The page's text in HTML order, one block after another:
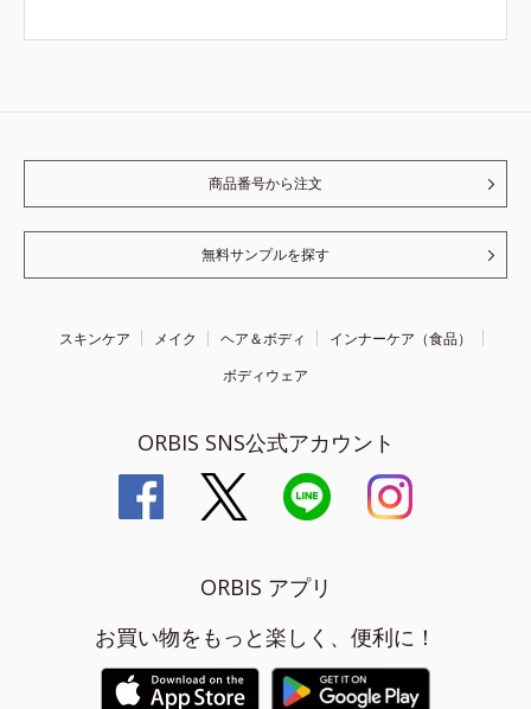
商品番号から注文
無料サンプルを探す
スキンケア メイク ヘア＆ボディ
インナーケア（食品）
ボディウェア
ORBIS SNS公式アカウント
ORBIS アプリ
お買い物をもっと楽しく、便利に！